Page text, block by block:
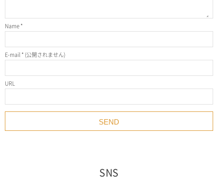
Name*
E-mail * (公開されません)
URL
SNS